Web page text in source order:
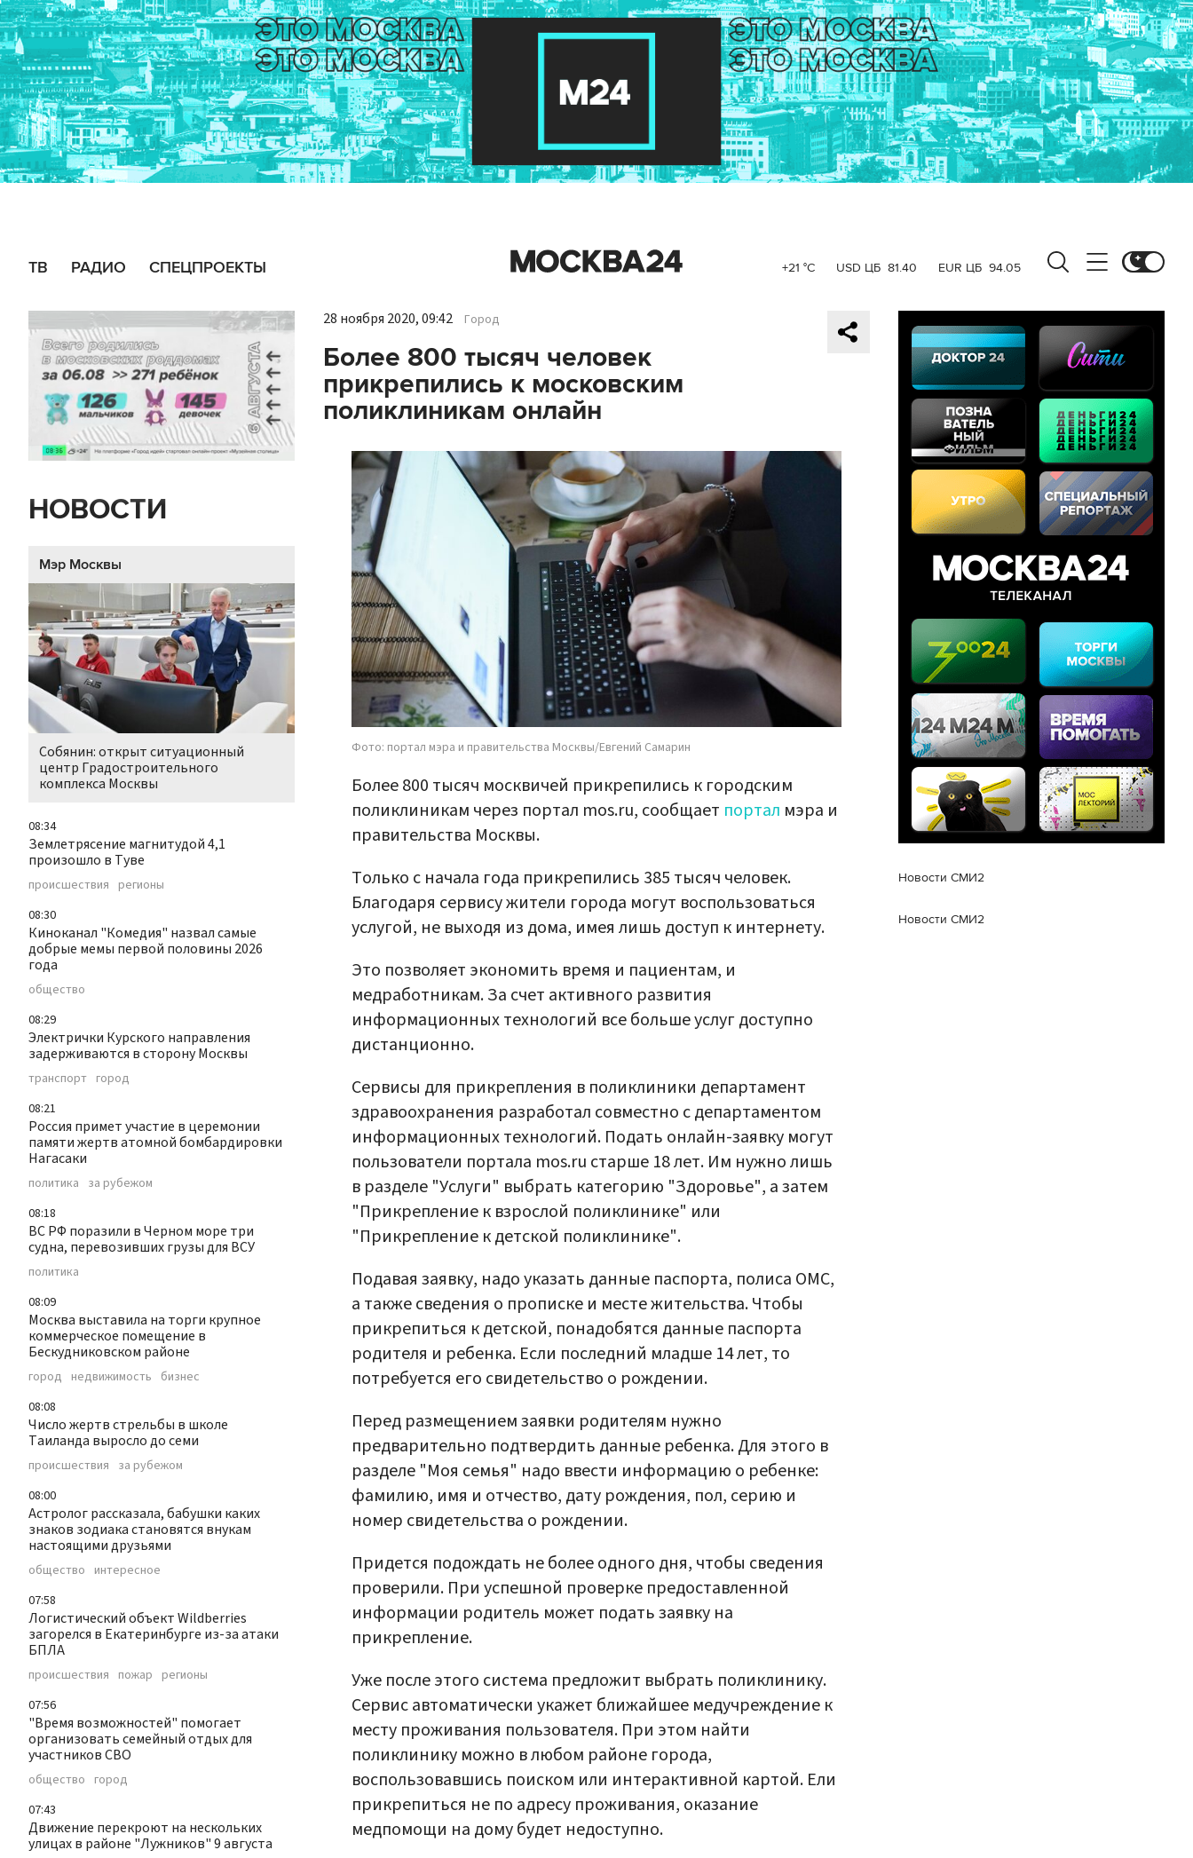
ТВ РАДИО СПЕЦПРОЕКТЫ +21 °C USD ЦБ 81.40 EUR ЦБ 94.05
НОВОСТИ
Мэр Москвы
Собянин: открыт ситуационный
центр Градостроительного
комплекса Москвы
08:34
Землетрясение магнитудой 4,1
произошло в Туве
происшествия регионы
08:30
Киноканал "Комедия" назвал самые
добрые мемы первой половины 2026
года
общество
08:29
Электрички Курского направления
задерживаются в сторону Москвы
транспорт город
08:21
Россия примет участие в церемонии
памяти жертв атомной бомбардировки
Нагасаки
политика за рубежом
08:18
ВС РФ поразили в Черном море три
судна, перевозивших грузы для ВСУ
политика
08:09
Москва выставила на торги крупное
коммерческое помещение в
Бескудниковском районе
город недвижимость бизнес
08:08
Число жертв стрельбы в школе
Таиланда выросло до семи
происшествия за рубежом
08:00
Астролог рассказала, бабушки каких
знаков зодиака становятся внукам
настоящими друзьями
общество интересное
07:58
Логистический объект Wildberries
загорелся в Екатеринбурге из-за атаки
БПЛА
происшествия пожар регионы
07:56
"Время возможностей" помогает
организовать семейный отдых для
участников СВО
общество город
07:43
Движение перекроют на нескольких
улицах в районе "Лужников" 9 августа
28 ноября 2020, 09:42 Город
Более 800 тысяч человек
прикрепились к московским
поликлиникам онлайн
Фото: портал мэра и правительства Москвы/Евгений Самарин
Более 800 тысяч москвичей прикрепились к городским
поликлиникам через портал mos.ru, сообщает портал мэра и
правительства Москвы.
Только с начала года прикрепились 385 тысяч человек.
Благодаря сервису жители города могут воспользоваться
услугой, не выходя из дома, имея лишь доступ к интернету.
Это позволяет экономить время и пациентам, и
медработникам. За счет активного развития
информационных технологий все больше услуг доступно
дистанционно.
Сервисы для прикрепления в поликлиники департамент
здравоохранения разработал совместно с департаментом
информационных технологий. Подать онлайн-заявку могут
пользователи портала mos.ru старше 18 лет. Им нужно лишь
в разделе "Услуги" выбрать категорию "Здоровье", а затем
"Прикрепление к взрослой поликлинике" или
"Прикрепление к детской поликлинике".
Подавая заявку, надо указать данные паспорта, полиса ОМС,
а также сведения о прописке и месте жительства. Чтобы
прикрепиться к детской, понадобятся данные паспорта
родителя и ребенка. Если последний младше 14 лет, то
потребуется его свидетельство о рождении.
Перед размещением заявки родителям нужно
предварительно подтвердить данные ребенка. Для этого в
разделе "Моя семья" надо ввести информацию о ребенке:
фамилию, имя и отчество, дату рождения, пол, серию и
номер свидетельства о рождении.
Придется подождать не более одного дня, чтобы сведения
проверили. При успешной проверке предоставленной
информации родитель может подать заявку на
прикрепление.
Уже после этого система предложит выбрать поликлинику.
Сервис автоматически укажет ближайшее медучреждение к
месту проживания пользователя. При этом найти
поликлинику можно в любом районе города,
воспользовавшись поиском или интерактивной картой. Ели
прикрепиться не по адресу проживания, оказание
медпомощи на дому будет недоступно.
Новости СМИ2
Новости СМИ2